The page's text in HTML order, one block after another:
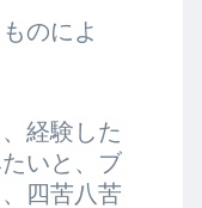
のによ
経験した
いと、ブ
四苦八苦